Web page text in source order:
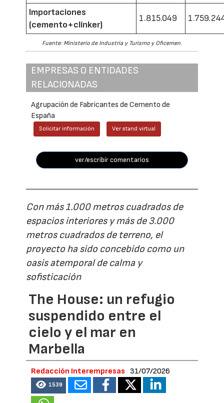
Importaciones
(cemento+clínker)
1.815.049
Fuente: Ministerio de Industria y Turismo y Oficemen.
EMPRESAS O ENTIDADES
RELACIONADAS
Agrupación de Fabricantes de Cemento de
España
Solicitar información Ver stand virtual
ver/escribir comentarios
Con más 1.000 metros cuadrados de
espacios interiores y más de 3.000
metros cuadrados de terreno, el
proyecto ha sido concebido como un
oasis atemporal de calma y
sofisticación
The House: un refugio
suspendido entre el
cielo y el mar en
Marbella
Redacción Interempresas 31/07/2026
1539